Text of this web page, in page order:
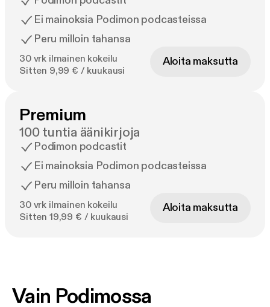
Ei mainoksia Podimon podcasteissa
Peru milloin tahansa
30 vrk ilmainen kokeilu
Sitten 9,99 € / kuukausi
Aloita maksutta
Premium
100 tuntia äänikirjoja
Podimon podcastit
Ei mainoksia Podimon podcasteissa
Peru milloin tahansa
30 vrk ilmainen kokeilu
Sitten 19,99 € / kuukausi
Aloita maksutta
Vain Podimossa